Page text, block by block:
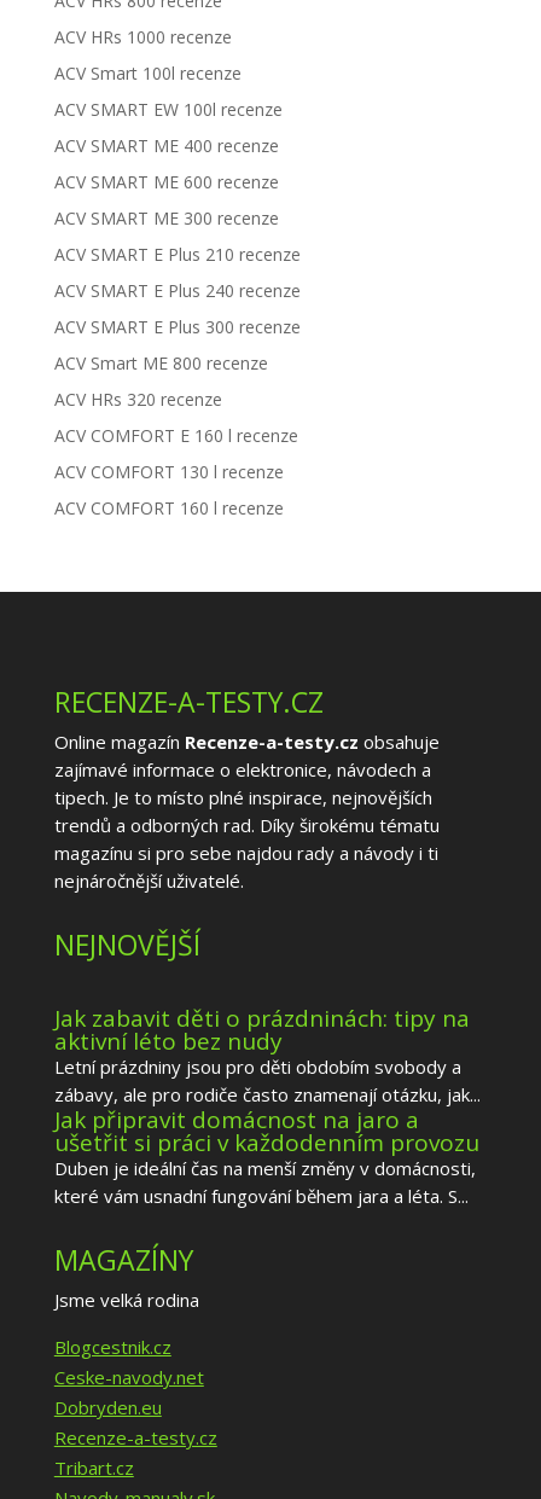
ACV HRs 1000 recenze
ACV Smart 100l recenze
ACV SMART EW 100l recenze
ACV SMART ME 400 recenze
ACV SMART ME 600 recenze
ACV SMART ME 300 recenze
ACV SMART E Plus 210 recenze
ACV SMART E Plus 240 recenze
ACV SMART E Plus 300 recenze
ACV Smart ME 800 recenze
ACV HRs 320 recenze
ACV COMFORT E 160 l recenze
ACV COMFORT 130 l recenze
ACV COMFORT 160 l recenze
RECENZE-A-TESTY.CZ
Online magazín Recenze-a-testy.cz obsahuje
zajímavé informace o elektronice, návodech a
tipech. Je to místo plné inspirace, nejnovějších
trendů a odborných rad. Díky širokému tématu
magazínu si pro sebe najdou rady a návody i ti
nejnáročnější uživatelé.
NEJNOVĚJŠÍ
Jak zabavit děti o prázdninách: tipy na
aktivní léto bez nudy
Letní prázdniny jsou pro děti obdobím svobody a
zábavy, ale pro rodiče často znamenají otázku, jak...
Jak připravit domácnost na jaro a
ušetřit si práci v každodenním provozu
Duben je ideální čas na menší změny v domácnosti,
které vám usnadní fungování během jara a léta. S...
MAGAZÍNY
Jsme velká rodina
Blogcestnik.cz
Ceske-navody.net
Dobryden.eu
Recenze-a-testy.cz
Tribart.cz